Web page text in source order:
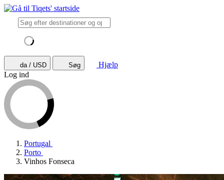
da / USD Søg
Hjælp
Log ind
Portugal
Porto
Vinhos Fonseca